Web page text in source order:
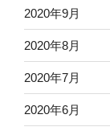
2020年9月
2020年8月
2020年7月
2020年6月